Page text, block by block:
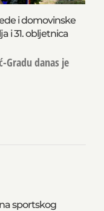
i domovinske
i 31. obljetnica
Gradu danas je
sportskog